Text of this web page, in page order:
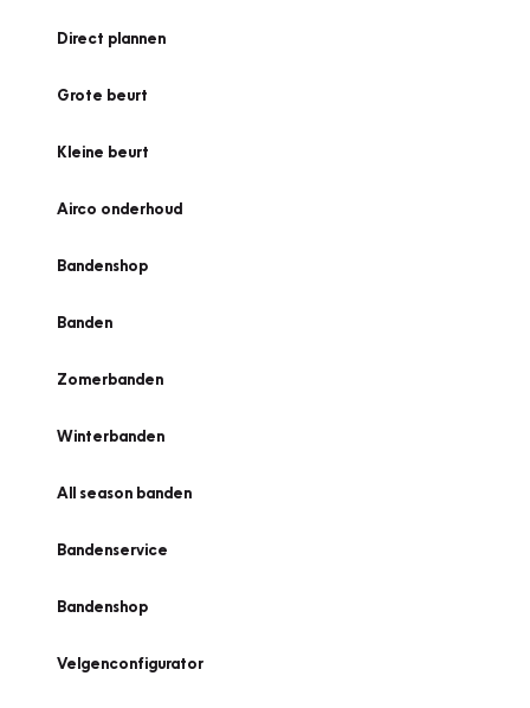
Direct plannen
Grote beurt
Kleine beurt
Airco onderhoud
Bandenshop
Banden
Zomerbanden
Winterbanden
All season banden
Bandenservice
Bandenshop
Velgenconfigurator